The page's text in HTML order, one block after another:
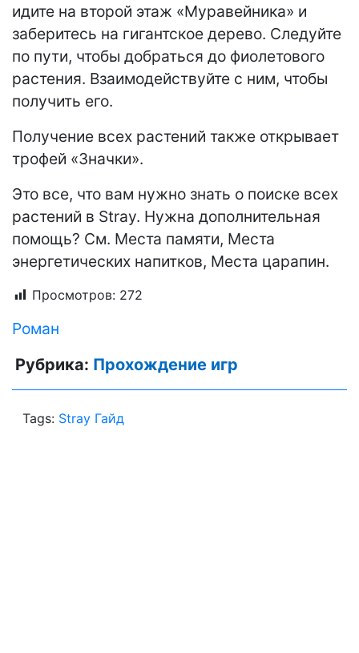
идите на второй этаж «Муравейника» и
заберитесь на гигантское дерево. Следуйте
по пути, чтобы добраться до фиолетового
растения. Взаимодействуйте с ним, чтобы
получить его.
Получение всех растений также открывает
трофей «Значки».
Это все, что вам нужно знать о поиске всех
растений в Stray. Нужна дополнительная
помощь? См. Места памяти, Места
энергетических напитков, Места царапин.
Просмотров: 272
Роман
Рубрика: Прохождение игр
Tags: Stray Гайд